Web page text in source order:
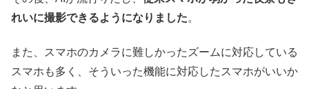
れいに撮影できるようになりました。
また、スマホのカメラに難しかったズームに対応している
スマホも多く、そういった機能に対応したスマホがいいか